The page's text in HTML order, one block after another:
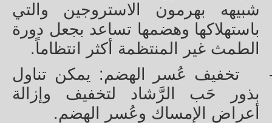
شبيهه بهرمون الاستروجين والتي
باستهلاكها وهضمها تساعد بجعل دورة
الطمث غير المنتظمة أكثر انتظاماً.
تخفيف عُسر الهضم: يمكن تناول
بذور حَب الرَّشاد لتخفيف وإزالة
أعراض الإمساك وعُسر الهضم.